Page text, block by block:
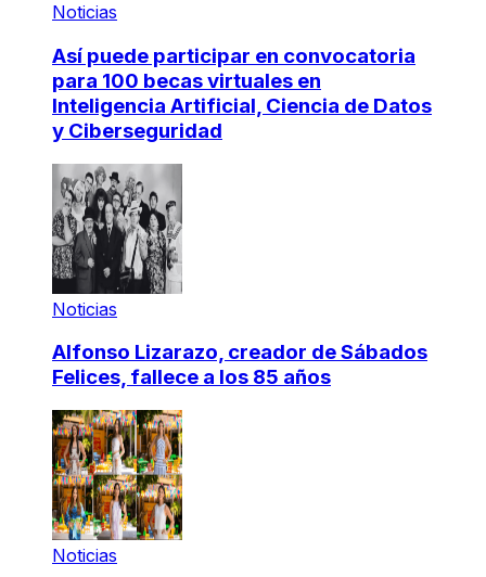
Noticias
Así puede participar en convocatoria
para 100 becas virtuales en
Inteligencia Artificial, Ciencia de Datos
y Ciberseguridad
Noticias
Alfonso Lizarazo, creador de Sábados
Felices, fallece a los 85 años
Noticias